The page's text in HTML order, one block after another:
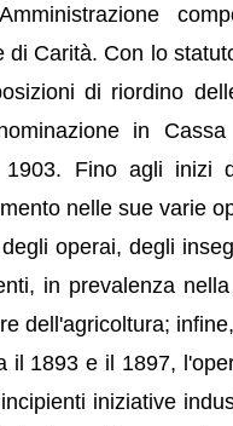
di Carità. Con lo
di riordino
in
1903. Fino agli inizi
nelle sue varie
operai, degli
in prevalenza
dell'agricoltura;
il 1893 e il 1897,
iniziative